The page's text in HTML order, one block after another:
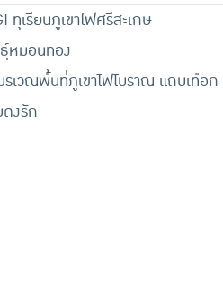
ทุเรียนภูเขาไฟศรีสะเกษ
หมอนทอง
ริเวณพื้นที่ภูเขาไฟโบราณ แถบเทือก
งรัก